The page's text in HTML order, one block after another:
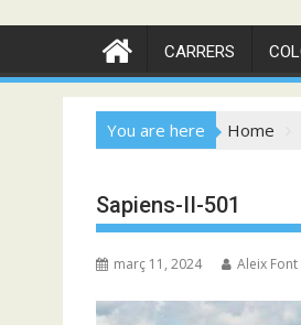
CARRERS
You are here Home
Sapiens-II-501
març 11, 2024 Aleix Font